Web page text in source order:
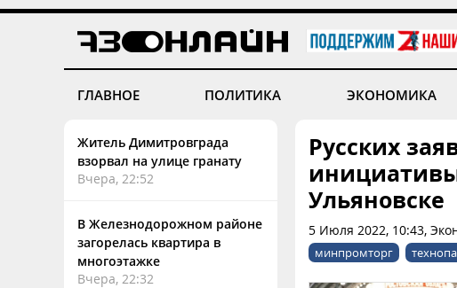
ГЛАВНОЕ ПОЛИТИКА ЭКОНОМИКА
Житель Димитровграда
взорвал на улице гранату
Вчера, 22:52
В Железнодорожном районе
загорелась квартира в
многоэтажке
Вчера, 22:32
Русских
Ульяновске
5 Июля 2022, 10:43,
минпромторг